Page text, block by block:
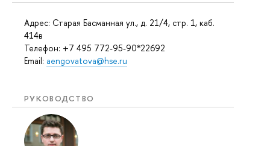
Адрес: Старая Басманная ул., д. 21/4, стр. 1, каб.
414в
Телефон: +7 495 772-95-90*22692
Email: aengovatova@hse.ru
РУКОВОДСТВО